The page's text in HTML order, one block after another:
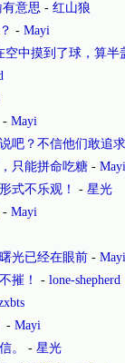
意思 - 红山狼
- Mayi
空中摸到了球，算半
- Mayi
吧？不信他们敢追
只能拼命吃糖 - Mayi
式不乐观！ - 星光
- Mayi
光已经在眼前 - Mayi
摧！ - lone-shepherd
- Mayi
。 - 星光